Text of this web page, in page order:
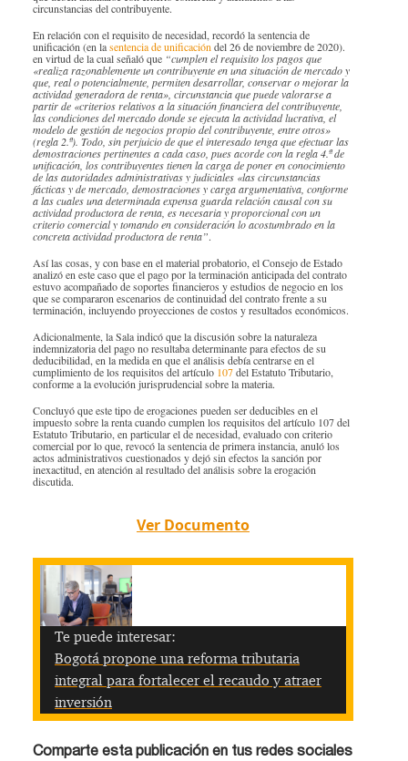
circunstancias del contribuyente.
En relación con el requisito de necesidad, recordó la sentencia de
unificación (en lasentencia de unificación ​ del 26 de noviembre de 2020).
en virtud de la cual señaló que “cumplen el requisito los pagos que
«realiza razonablemente un contribuyente en una situación de mercado y
que, real o potencialmente, permiten desarrollar, conservar o mejorar la
actividad generadora de renta», circunstancia que puede valorarse a
partir de «criterios relativos a la situación financiera del contribuyente,
las condiciones del mercado donde se ejecuta la actividad lucrativa, el
modelo de gestión de negocios propio del contribuyente, entre otros»
(regla 2.ª). Todo, sin perjuicio de que el interesado tenga que efectuar las
demostraciones pertinentes a cada caso, pues acorde con la regla 4.ª de
unificación, los contribuyentes tienen la carga de poner en conocimiento
de las autoridades administrativas y judiciales «las circunstancias
fácticas y de mercado, demostraciones y carga argumentativa, conforme
a las cuales una determinada expensa guarda relación causal con su
actividad productora de renta, es necesaria y proporcional con un
criterio comercial y tomando en consideración lo acostumbrado en la
concreta actividad productora de renta”.
Así las cosas, y con base en el material probatorio, el Consejo de Estado
analizó en este caso que el pago por la terminación anticipada del contrato
estuvo acompañado de soportes financieros y estudios de negocio en los
que se compararon escenarios de continuidad del contrato frente a su
terminación, incluyendo proyecciones de costos y resultados económicos.
Adicionalmente, la Sala indicó que la discusión sobre la naturaleza
indemnizatoria del pago no resultaba determinante para efectos de su
deducibilidad, en la medida en que el análisis debía centrarse en el
cumplimiento de los requisitos del artículo 107del Estatuto Tributario,
conforme a la evolución jurisprudencial sobre la materia.
Concluyó que este tipo de erogaciones pueden ser deducibles en el
impuesto sobre la renta cuando cumplen los requisitos del artículo 107 del
Estatuto Tributario, en particular el de necesidad, evaluado con criterio
comercial por lo que, revocó la sentencia de primera instancia, anuló los
actos administrativos cuestionados y dejó sin efectos la sanción por
inexactitud, en atención al resultado del análisis sobre la erogación
discutida.
Ver Documento
Te puede interesar:
Bogotá propone una reforma tributaria
integral para fortalecer el recaudo y atraer
inversión
Comparte esta publicación en tus redes sociales